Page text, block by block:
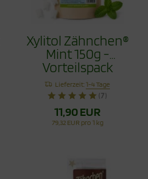
Xylitol Zähnchen®
Mint 150g -
Vorteilspack
Lieferzeit:1-4 Tage
(7)
11,90 EUR
79,32 EUR pro 1 kg